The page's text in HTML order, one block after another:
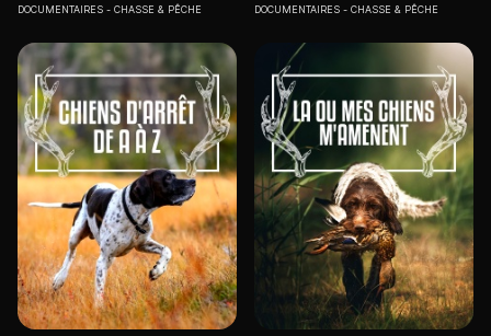
DOCUMENTAIRES CHASSE & PÊCHE DOCUMENTAIRES CHASSE & PÊCHE